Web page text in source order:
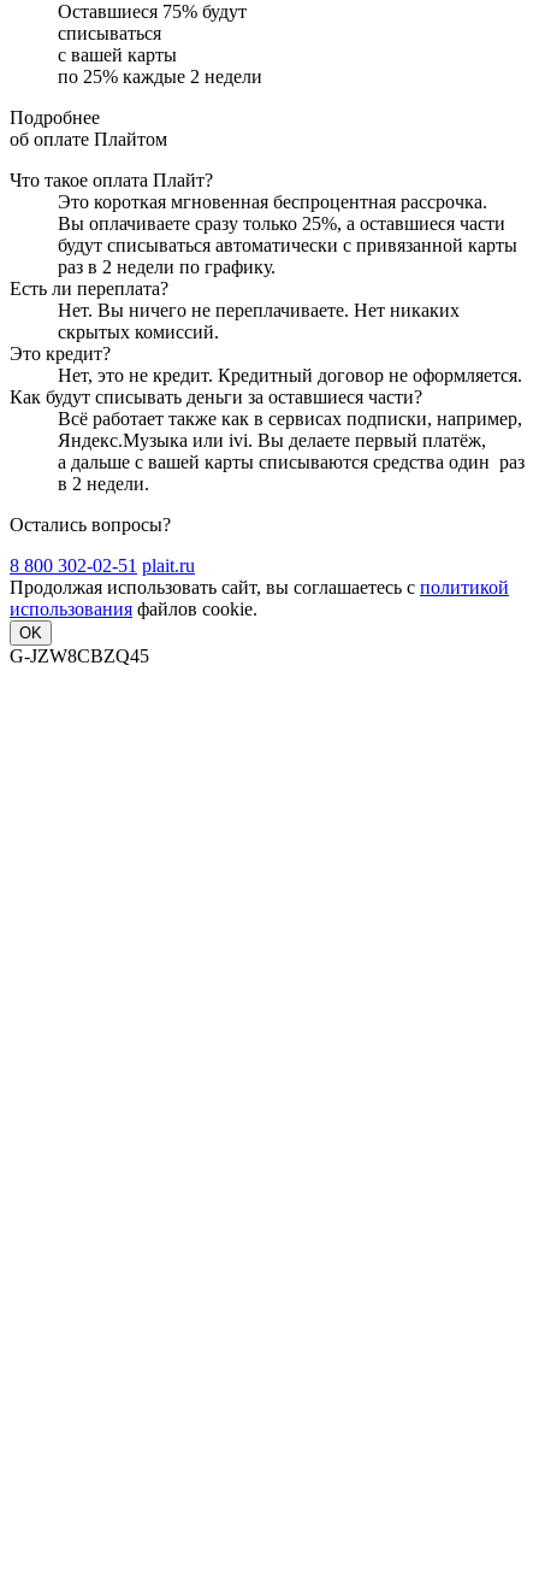
Оставшиеся 75% будут
списываться
с вашей карты
по 25% каждые 2 недели
Подробнее
об оплате Плайтом
Что такое оплата Плайт?
Это короткая мгновенная беспроцентная рассрочка.
Вы оплачиваете сразу только 25%, а оставшиеся части
будут списываться автоматически с привязанной карты
раз в 2 недели по графику.
Есть ли переплата?
Нет. Вы ничего не переплачиваете. Нет никаких
скрытых комиссий.
Это кредит?
Нет, это не кредит. Кредитный договор не оформляется.
Как будут списывать деньги за оставшиеся части?
Всё работает также как в сервисах подписки, например,
Яндекс.Музыка или ivi. Вы делаете первый платёж,
а дальше с вашей карты списываются средства один раз
в 2 недели.
Остались вопросы?
8 800 302-02-51 plait.ru
Продолжая использовать сайт, вы соглашаетесь с политикой
использования файлов cookie.
OK
G-JZW8CBZQ45